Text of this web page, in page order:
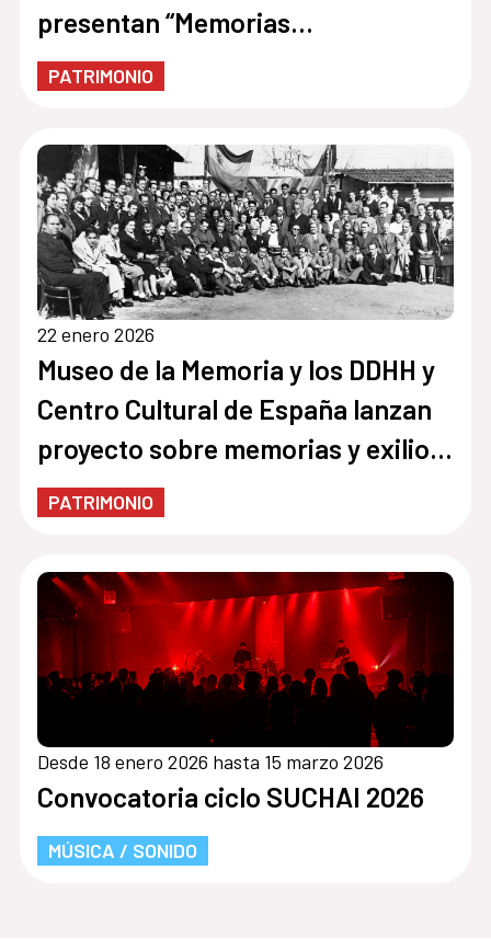
presentan “Memorias
Compartidas” un proyecto para
preservar y activar la memoria del
exilio español en Chile
PATRIMONIO
22 enero 2026
Museo de la Memoria y los DDHH y
Centro Cultural de España lanzan
proyecto sobre memorias y exilio
entre Chile y España
PATRIMONIO
Desde 18 enero 2026 hasta 15 marzo 2026
Convocatoria ciclo SUCHAI 2026
MÚSICA / SONIDO